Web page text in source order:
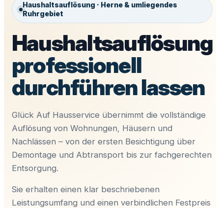
Haushaltsauflösung · Herne & umliegendes
Ruhrgebiet
Haushaltsauflösung
professionell
durchführen lassen
Glück Auf Hausservice übernimmt die vollständige
Auflösung von Wohnungen, Häusern und
Nachlässen – von der ersten Besichtigung über
Demontage und Abtransport bis zur fachgerechten
Entsorgung.
Sie erhalten einen klar beschriebenen
Leistungsumfang und einen verbindlichen Festpreis